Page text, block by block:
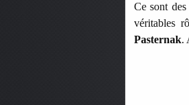
Ce sont
véritables
Pasternak.